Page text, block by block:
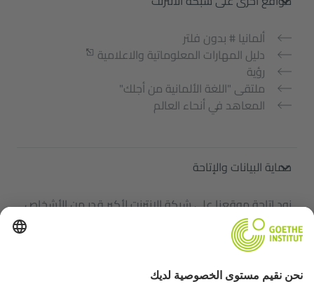
ألمانيا # بدون فلتر
دليل المهارات المعلوماتية والاعلامية
رؤية
ملتقى "اللغة الألمانية من أجلك"
المعاهد في أنحاء العالم
حماية البيانات والإتاحة
نود إتاحة موقعنا على شبكة الانترنت لأكبر قدر من الأشخاص.
ونستخدم البيانات الشخصية وفقاً لقواعد حماية البيانات
الخاصة بنا.
الإتاحة